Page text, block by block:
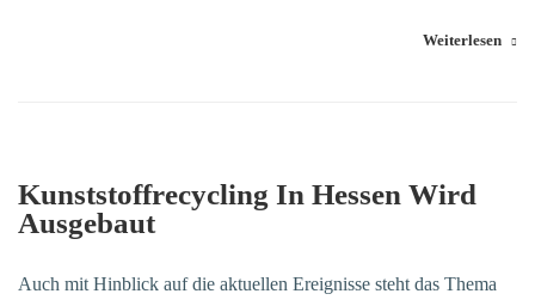
Weiterlesen
Kunststoffrecycling In Hessen Wird
Ausgebaut
Auch mit Hinblick auf die aktuellen Ereignisse steht das Thema